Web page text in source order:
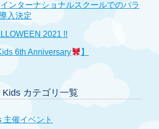
インターナショナルスクールでのバラ
入決定
2021 !!
6th Anniversary 】
Kids カテゴリ一覧
主催イベント